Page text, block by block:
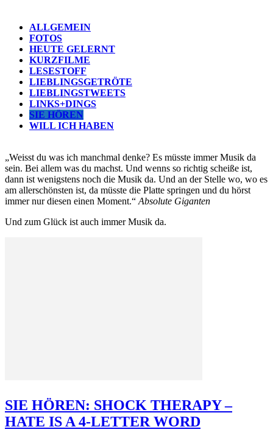
ALLGEMEIN
FOTOS
HEUTE GELERNT
KURZFILME
LESESTOFF
LIEBLINGSGETRÖTE
LIEBLINGSTWEETS
LINKS+DINGS
SIE HÖREN
WILL ICH HABEN
„Weisst du was ich manchmal denke? Es müsste immer Musik da
sein. Bei allem was du machst. Und wenns so richtig scheiße ist,
dann ist wenigstens noch die Musik da. Und an der Stelle wo, wo es
am allerschönsten ist, da müsste die Platte springen und du hörst
immer nur diesen einen Moment.“ Absolute Giganten
Und zum Glück ist auch immer Musik da.
SIE HÖREN: SHOCK THERAPY –
HATE IS A 4-LETTER WORD